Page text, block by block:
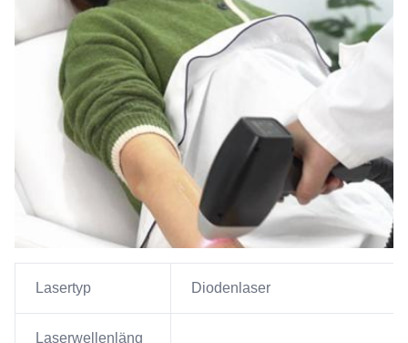
Lasertyp Diodenlaser
Laserwellenläng